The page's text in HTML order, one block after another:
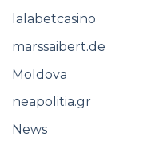
lalabetcasino
marssaibert.de
Moldova
neapolitia.gr
News